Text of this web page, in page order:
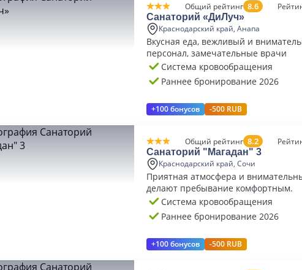
Общий рейтинг 8.6
Санаторий «ДиЛуч»
Краснодарский край, Анапа
Вкусная еда, вежливый и
персонал, замечательные врачи
Система кровообращения
Раннее бронирование 2026
+100 бонусов -500 RUB
Общий рейтинг 8.2
Санаторий "Магадан" 3
Краснодарский край, Сочи
Приятная атмосфера и
делают пребывание комфортным.
Система кровообращения
Раннее бронирование 2026
+100 бонусов -500 RUB